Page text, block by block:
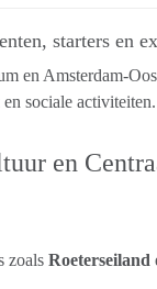
starters en
en Amsterdam-
sociale activiteiten.
en
zoals Roeterseiland